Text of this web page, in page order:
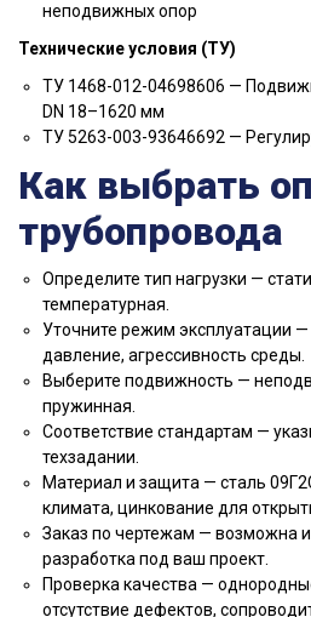
неподвижных опор
Технические условия (ТУ)
ТУ 1468-012-04698606 —
DN 18–1620 мм
ТУ 5263-003-93646692 —
Как выбрать
трубопровода
Определите тип нагрузки —
температурная.
Уточните режим эксплуатации —
давление, агрессивность среды.
Выберите подвижность —
пружинная.
Соответствие стандартам —
техзадании.
Материал и защита — сталь
климата, цинкование для
Заказ по чертежам — возможна
разработка под ваш проект.
Проверка качества —
отсутствие дефектов,